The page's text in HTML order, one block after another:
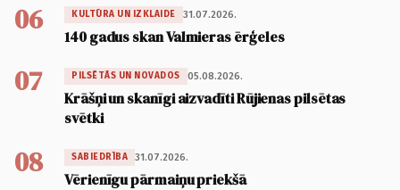
06 KULTŪRA UN IZKLAIDE 31.07.2026.
140 gadus skan Valmieras ērģeles
07 PILSĒTĀS UN NOVADOS 05.08.2026.
Krāšņi un skanīgi aizvadīti Rūjienas pilsētas
svētki
08 SABIEDRĪBA 31.07.2026.
Vērienīgu pārmaiņu priekšā